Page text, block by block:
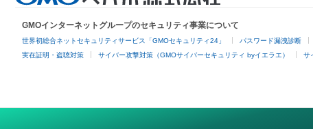
GMOインターネットグループのセキュリティ事業について
世界初総合ネットセキュリティサービス「GMOセキュリティ24」 パスワード漏洩診断
実在証明・盗聴対策 サイバー攻撃対策（GMOサイバーセキュリティ byイエラエ） サ